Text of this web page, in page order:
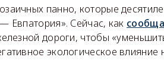
панно, которые
Евпатория». Сейчас, как
дороги, чтобы
экологическое влияние